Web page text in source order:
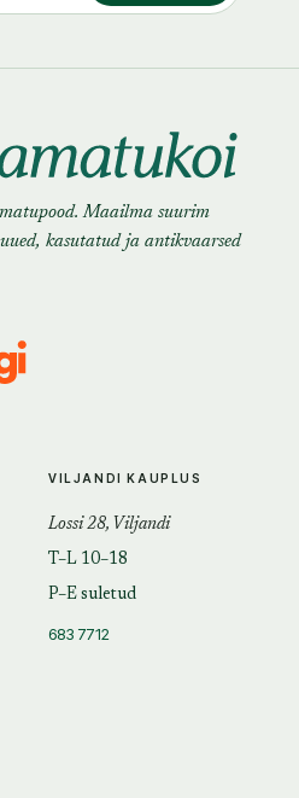
Maailma suurim
kasutatud ja antikvaarsed
VILJANDI KAUPLUS
Lossi 28, Viljandi
T–L 10–18
P–E suletud
683 7712